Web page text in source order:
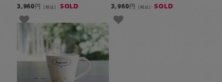
3,960円[税込] SOLD 3,960円 [税込] SOLD